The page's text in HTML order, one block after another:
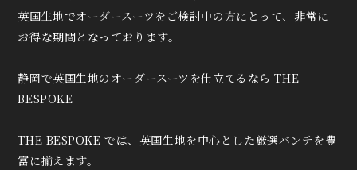
英国生地でオーダースーツをご検討中の方にとって、非常に
お得な期間となっております。
静岡で英国生地のオーダースーツを仕立てるなら THE
BESPOKE
THE BESPOKE では、 英国生地を中心とした厳選バンチを豊
富に揃えます。